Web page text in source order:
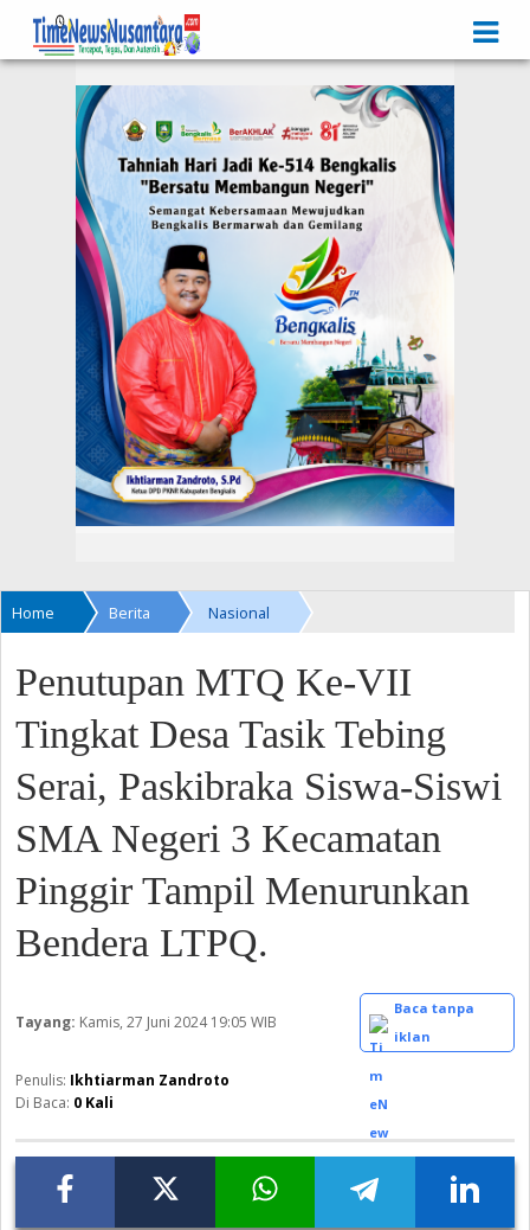
Iklan
Home Berita Nasional
Penutupan MTQ Ke-VII
Tingkat Desa Tasik Tebing
Serai, Paskibraka Siswa-Siswi
SMA Negeri 3 Kecamatan
Pinggir Tampil Menurunkan
Bendera LTPQ.
Tayang: Kamis, 27 Juni 202419:05 WIB
Baca tanpa
iklan
Ikhtiarman Zandroto
Di Baca: 0 Kali